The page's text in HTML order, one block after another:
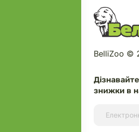
знижки в
BelliZoo ©